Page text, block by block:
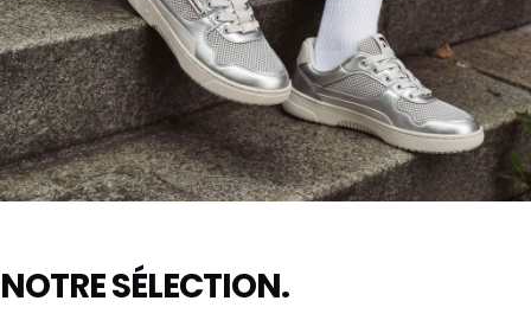
Éclat argenté. Toute la ville. Tous les
NOTRE SÉLECTION.